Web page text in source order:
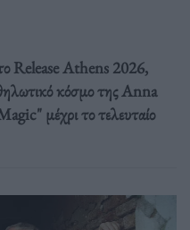
Release Athens 2026,
κόσμο της Anna
μέχρι το τελευταίο